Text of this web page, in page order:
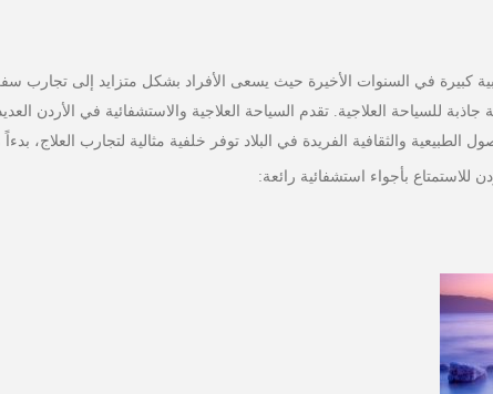
كبيرة في السنوات الأخيرة حيث يسعى الأفراد بشكل متزايد إلى تجارب سفر
جاذبة للسياحة العلاجية. تقدم السياحة العلاجية والاستشفائية في الأردن
الطبيعية والثقافية الفريدة في البلاد توفر خلفية مثالية لتجارب العلاج،
للاستمتاع بأجواء استشفائية رائعة: